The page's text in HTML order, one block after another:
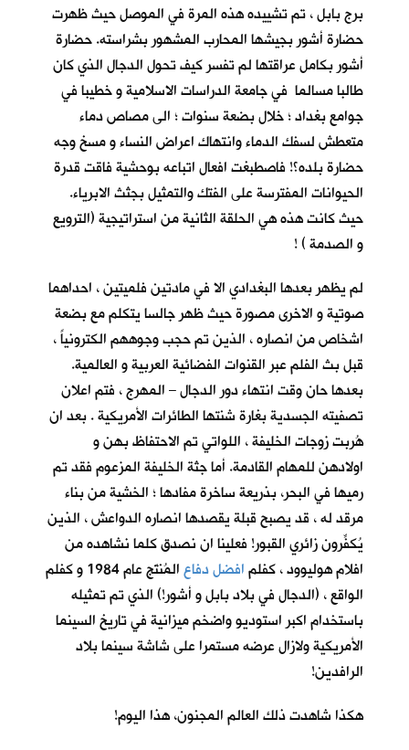
برج بابل ، تم تشييده هذه المرة في الموصل حيث ظهرت
حضارة أشور بجيشها المحارب المشهور بشراسته. حضارة
أشور بكامل عراقتها لم تفسر كيف تحول الدجال الذي كان
طالبا مسالما في جامعة الدراسات الاسلامية و خطيبا في
جوامع بغداد ؛ خلال بضعة سنوات ؛ الى مصاص دماء
متعطش لسفك الدماء وانتهاك اعراض النساء و مسخ وجه
حضارة بلده؟! فاصطبغت افعال اتباعه بوحشية فاقت قدرة
الحيوانات المفترسة على الفتك والتمثيل بجثث الابرياء.
حيث كانت هذه هي الحلقة الثانية من استراتيجية (الترويع
و الصدمة ) !
لم يظهر بعدها البغدادي الا في مادتين فلميتين ، احداهما
صوتية و الاخرى مصورة حيث ظهر جالسا يتكلم مع بضعة
اشخاص من انصاره ، الذين تم حجب وجوههم الكترونياً ،
قبل بث الفلم عبر القنوات الفضائية العربية و العالمية.
بعدها حان وقت انتهاء دور الدجال – المهرج ، فتم اعلان
تصفيته الجسدية بغارة شنتها الطائرات الأمريكية . بعد ان
هُربت زوجات الخليفة ، اللواتي تم الاحتفاظ بهن و
اولادهن للمهام القادمة. أما جثة الخليفة المزعوم فقد تم
رميها في البحر، بذريعة ساخرة مفادها ؛ الخشية من بناء
مرقد له ، قد يصبح قبلة يقصدها انصاره الدواعش ، الذين
يُكفِّرون زائري القبور! فعلينا ان نصدق كلما نشاهده من
افلام هوليوود ، كفلمافضل دفاع
المُنتَج عام 1984 و كفلم
الواقع ، (الدجال في بلاد بابل و أشور!) الذي تم تمثيله
باستخدام اكبر استوديو واضخم ميزانية في تاريخ السينما
الأمريكية ولازال عرضه مستمرا على شاشة سينما بلاد
الرافدين!
هكذا شاهدت ذلك العالم المجنون، هذا اليوم!